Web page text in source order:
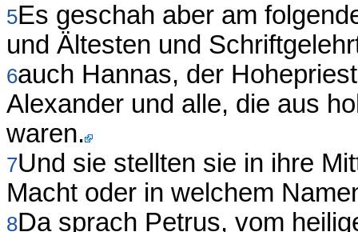
5Es geschah aber am
und Ältesten und
6auch Hannas, der
Alexander und alle, die aus
waren.
7Und sie stellten sie in ihre
Macht oder in welchem
8Da sprach Petrus, vom